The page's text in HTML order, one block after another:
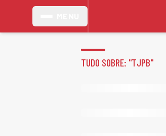
TUDO SOBRE: "TJPB"